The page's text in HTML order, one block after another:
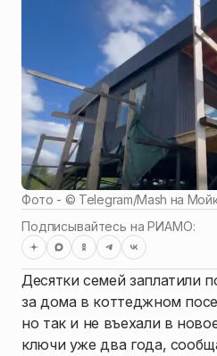
Фото - © Telegram/Mash на
Подписывайтесь на РИАМО:
Десятки семей заплатили
за дома в коттеджном
но так и не въехали в
ключи уже два года,